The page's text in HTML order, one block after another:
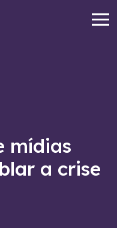
mídias
a crise